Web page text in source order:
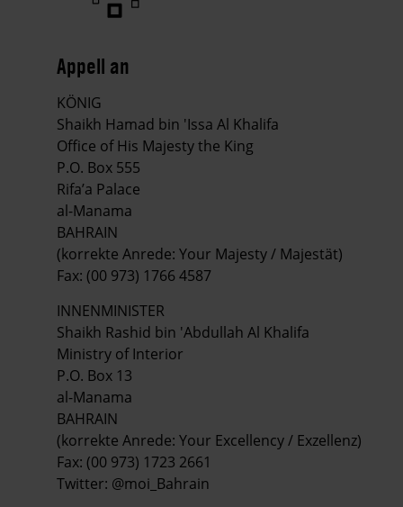
Appell an
KÖNIG
Shaikh Hamad bin 'Issa Al Khalifa
Office of His Majesty the King
P.O. Box 555
Rifa’a Palace
al-Manama
BAHRAIN
(korrekte Anrede: Your Majesty / Majestät)
Fax: (00 973) 1766 4587
INNENMINISTER
Shaikh Rashid bin 'Abdullah Al Khalifa
Ministry of Interior
P.O. Box 13
al-Manama
BAHRAIN
(korrekte Anrede: Your Excellency / Exzellenz)
Fax: (00 973) 1723 2661
Twitter: @moi_Bahrain